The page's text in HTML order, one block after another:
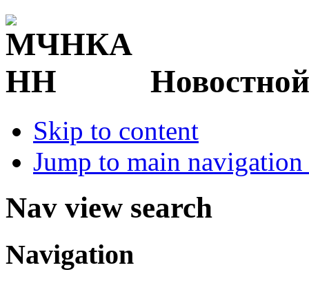
Skip to content
Jump to main
Nav view search
Navigation